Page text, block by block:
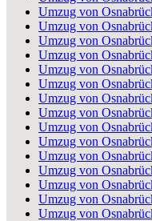
Umzug von
Umzug von
Umzug von
Umzug von
Umzug von
Umzug von
Umzug von
Umzug von
Umzug von
Umzug von
Umzug von
Umzug von
Umzug von
Umzug von
Umzug von